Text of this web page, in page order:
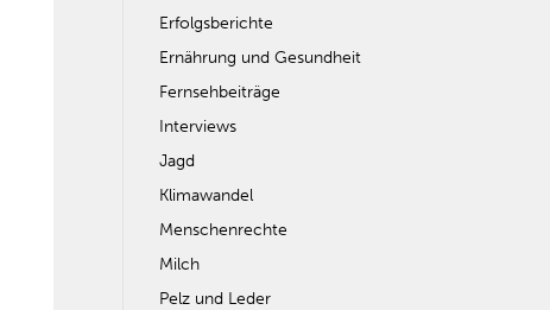
Erfolgsberichte
Ernährung und Gesundheit
Fernsehbeiträge
Interviews
Jagd
Klimawandel
Menschenrechte
Milch
Pelz und Leder